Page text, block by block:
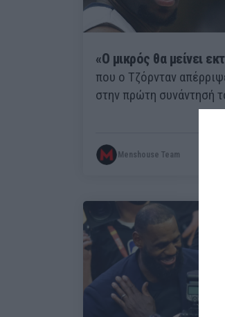
«Ο μικρός θα μείνει
που ο Τζόρνταν
στην πρώτη συνάντησή
Menshouse Team